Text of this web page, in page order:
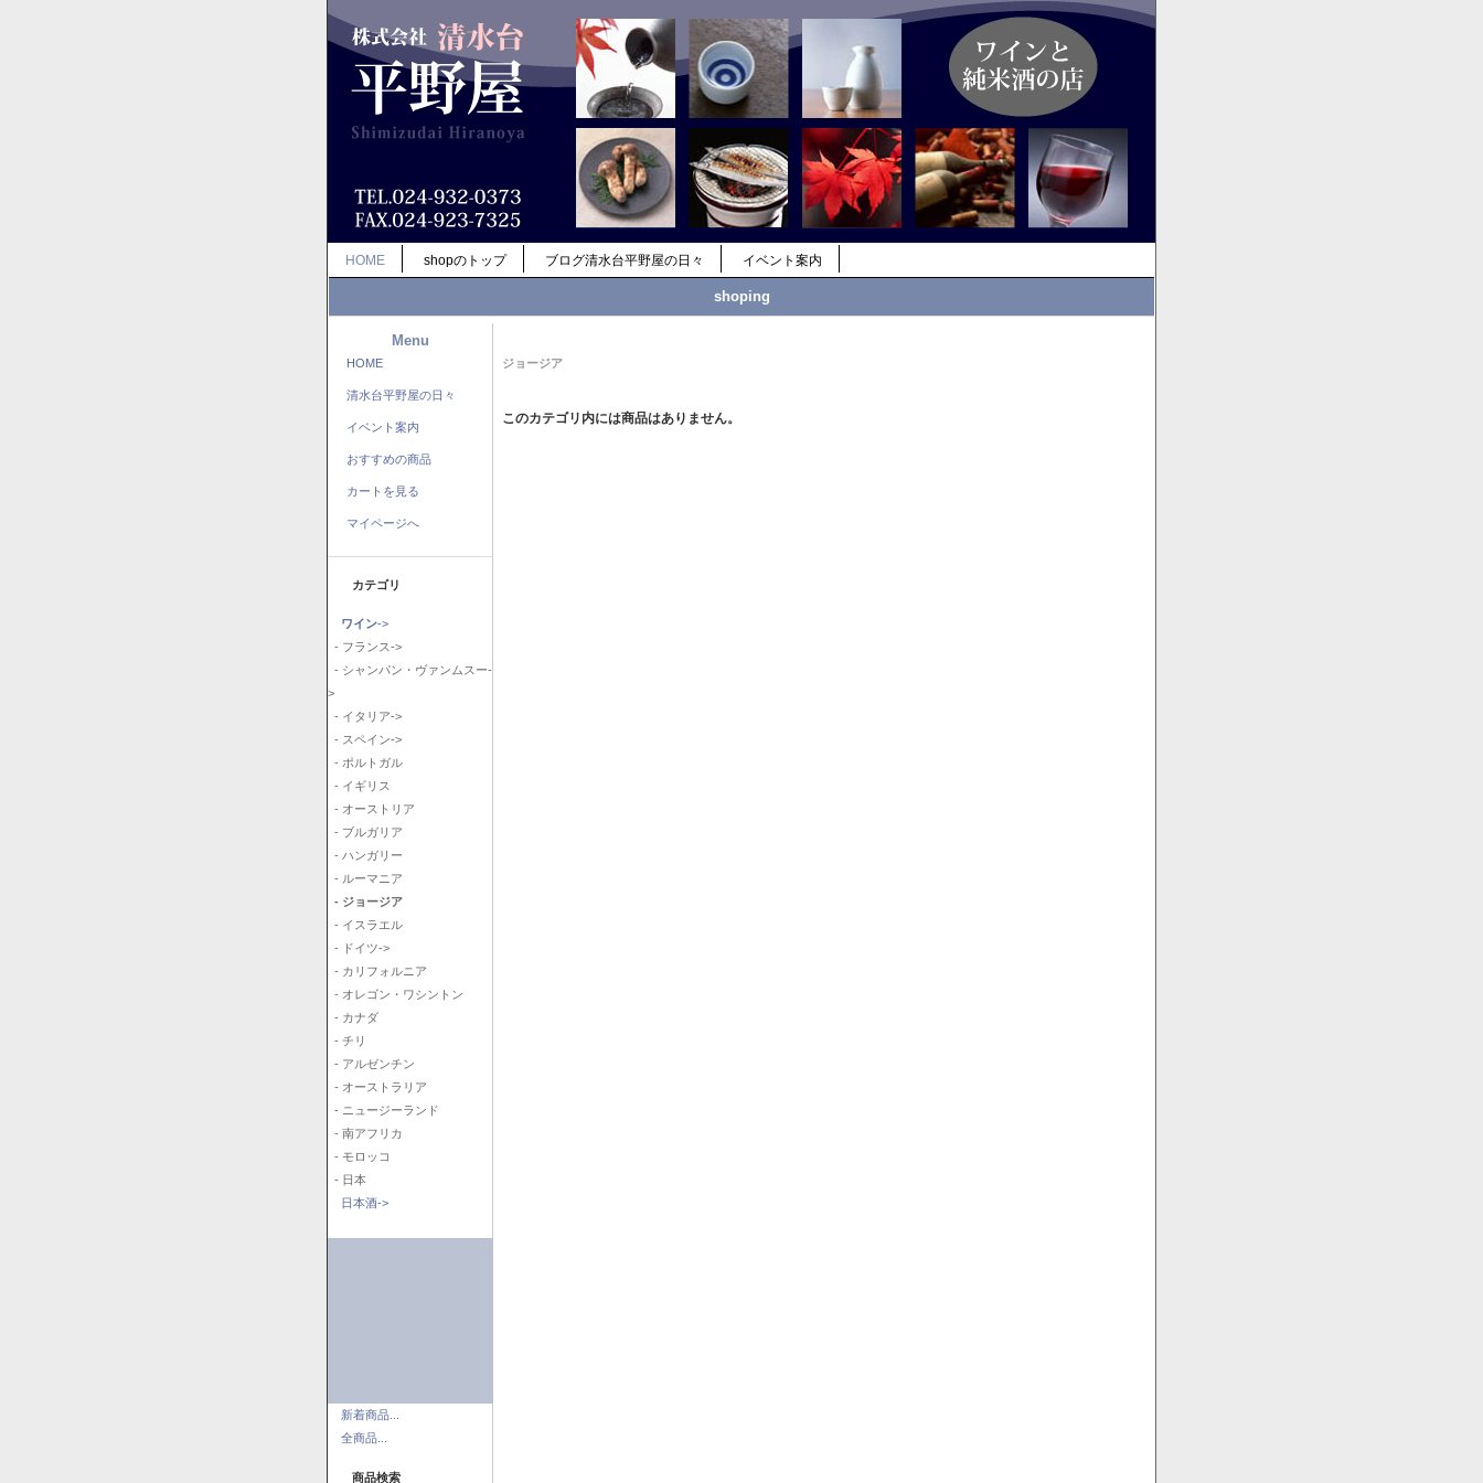
HOME shopのトップ ブログ清水台平野屋の日々 イベント案内
shoping
Menu
HOME
清水台平野屋の日々
イベント案内
おすすめの商品
カートを見る
マイページへ
カテゴリ
ワイン->
- フランス->
- シャンパン・ヴァンムスー-
>
- イタリア->
- スペイン->
- ポルトガル
- イギリス
- オーストリア
- ブルガリア
- ハンガリー
- ルーマニア
- ジョージア
- イスラエル
- ドイツ->
- カリフォルニア
- オレゴン・ワシントン
- カナダ
- チリ
- アルゼンチン
- オーストラリア
- ニュージーランド
- 南アフリカ
- モロッコ
- 日本
日本酒->
新着商品...
全商品...
商品検索
ジョージア
このカテゴリ内には商品はありません。